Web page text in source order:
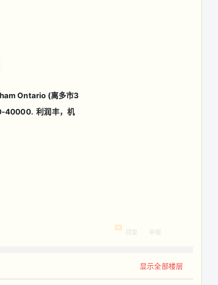
Ontario (离多市3
40000. 利润丰，机
回复 举报
显示全部楼层